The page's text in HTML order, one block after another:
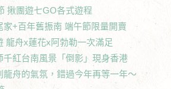
揪團遊七GO各式遊程
+百年舊振南 端午節限量開賣
龍舟x蓮花x阿勃勒一次滿足
千紅台南風景「倒影」現身香港
舟的氣氛，錯過今年再等一年～